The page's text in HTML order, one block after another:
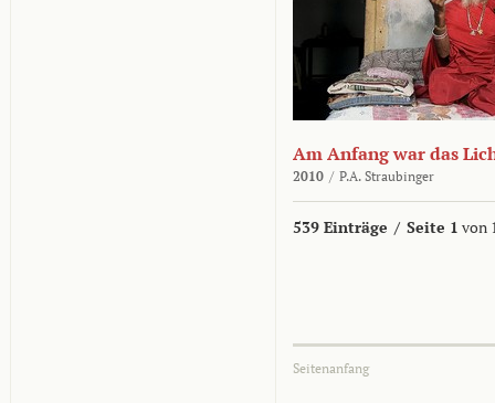
Am Anfang war das
2010 / P.A. Straubinger
539 Einträge / Seite 1 von
Seitenanfang